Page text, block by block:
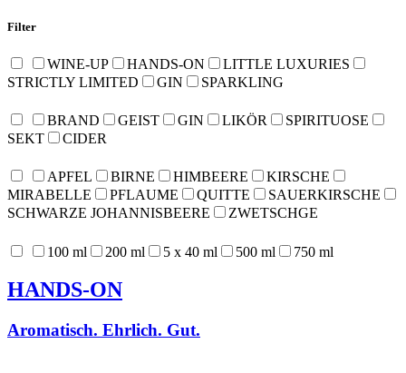
Filter
WINE-UP HANDS-ON
LITTLE LUXURIES
STRICTLY LIMITED
GIN SPARKLING
BRAND GEIST GIN LIKÖR
SPIRITUOSE
SEKT
CIDER
APFEL BIRNE HIMBEERE
KIRSCHE
MIRABELLE
PFLAUME QUITTE
SAUERKIRSCHE
SCHWARZE JOHANNISBEERE
ZWETSCHGE
100 ml 200 ml 5 x 40 ml 500 ml 750 ml
HANDS-ON
Aromatisch. Ehrlich. Gut.